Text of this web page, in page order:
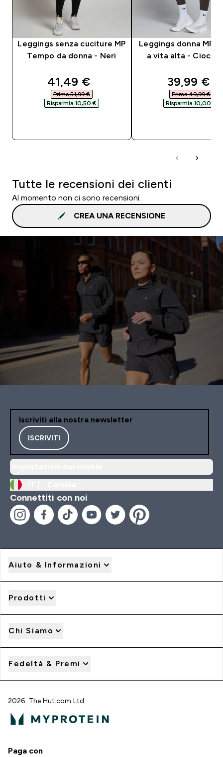
Leggings senza cuciture MP
Tempo da donna - Neri
discounted price
41,49 €‎
Prima 51,99 €‎
Risparmia 10,50 €‎
Leggings donna MP
a vita alta -
39,99 €‎
Prima 49,99 €‎
Risparmia 10,00 €‎
Tutte le recensioni dei clienti
Al momento non ci sono recensioni.
CREA UNA RECENSIONE
Iscriviti alla nostra newsletter
ISCRIVITI
Connettiti con noi
Aiuto & Informazioni
Prodotti
Chi Siamo
Fedeltà & Premi
2026 The Hut.com Ltd
Paga con